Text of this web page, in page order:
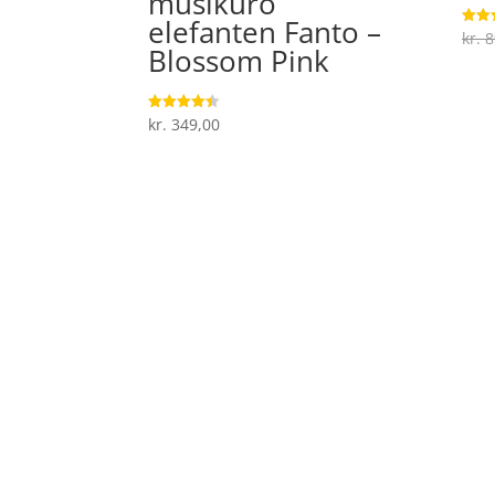
elefanten Fanto –
Blossom Pink
Vurderet
4.4
kr. 349,00
4.6
kr.